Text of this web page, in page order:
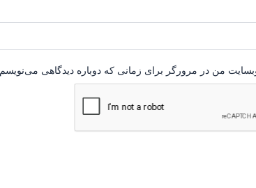
من در مرورگر برای زمانی که دوباره دیدگاهی می‌نویسم.